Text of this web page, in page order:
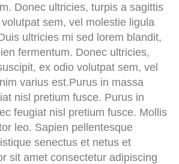
Donec ultricies, turpis a sagittis
sem, vel molestie ligula
ultricies mi sed lorem blandit,
fermentum. Donec ultricies,
ex odio volutpat sem, vel
varius est.Purus in massa
nisl pretium fusce. Purus in
feugiat nisl pretium fusce. Mollis
leo. Sapien pellentesque
senectus et netus et
sit amet consectetur adipiscing